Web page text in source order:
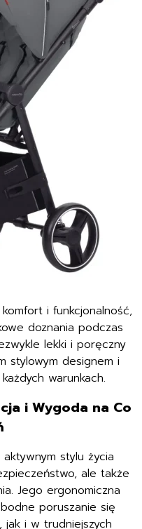
i funkcjonalność,
doznania podczas
lekki i poręczny
stylowym designem i
warunkach.
i Wygoda na Co
stylu życia
ale także
Jego ergonomiczna
poruszanie się
jak i w trudniejszych